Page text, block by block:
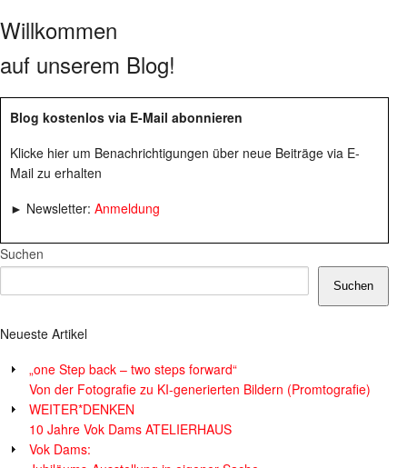
Willkommen
auf unserem Blog!
Blog kostenlos via E-Mail abonnieren
Klicke hier um Benachrichtigungen über neue Beiträge via E-
Mail zu erhalten
► Newsletter: Anmeldung
Suchen
Suchen
Neueste Artikel
„one Step back – two steps forward“
Von der Fotografie zu KI-generierten Bildern (Promtografie)
WEITER*DENKEN
10 Jahre Vok Dams ATELIERHAUS
Vok Dams: